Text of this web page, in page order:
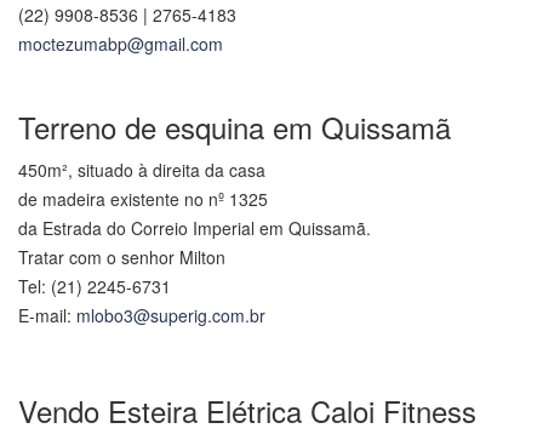
(22) 9908-8536 | 2765-4183
moctezumabp@gmail.com
Terreno de esquina em Quissamã
450m², situado à direita da casa
de madeira existente no nº 1325
da Estrada do Correio Imperial em Quissamã.
Tratar com o senhor Milton
Tel: (21) 2245-6731
E-mail: mlobo3@superig.com.br
Vendo Esteira Elétrica Caloi Fitness